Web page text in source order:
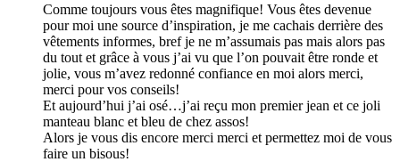
Comme toujours vous êtes magnifique! Vous êtes devenue
pour moi une source d’inspiration, je me cachais derrière des
vêtements informes, bref je ne m’assumais pas mais alors pas
du tout et grâce à vous j’ai vu que l’on pouvait être ronde et
jolie, vous m’avez redonné confiance en moi alors merci,
merci pour vos conseils!
Et aujourd’hui j’ai osé…j’ai reçu mon premier jean et ce joli
manteau blanc et bleu de chez assos!
Alors je vous dis encore merci merci et permettez moi de vous
faire un bisous!